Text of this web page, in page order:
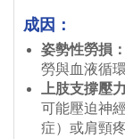
成因：
姿勢性勞損：
勞與血液循環
上肢支撐壓
可能壓迫神
症）或肩頸疼